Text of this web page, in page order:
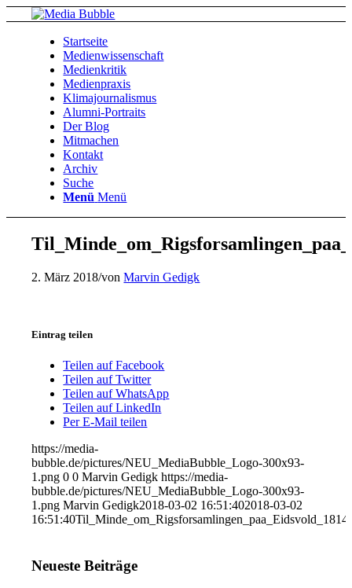
Startseite
Medienwissenschaft
Medienkritik
Medienpraxis
Klimajournalismus
Alumni-Portraits
Der Blog
Mitmachen
Kontakt
Archiv
Suche
Menü Menü
2. März 2018/vonMarvin Gedigk
Eintrag teilen
Teilen auf Facebook
Teilen auf Twitter
Teilen auf WhatsApp
Teilen auf LinkedIn
Per E-Mail teilen
https://media-
bubble.de/pictures/NEU_MediaBubble_Logo-300x93-
1.png 0 0 Marvin Gedigk https://media-
bubble.de/pictures/NEU_MediaBubble_Logo-300x93-
1.png Marvin Gedigk2018-03-02 16:51:402018-03-02
16:51:40
Neueste Beiträge